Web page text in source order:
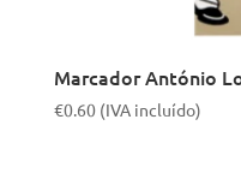
Marcador António
€0.60 (IVA incluído)